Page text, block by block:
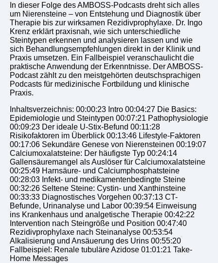
In dieser Folge des AMBOSS-Podcasts dreht sich alles
um Nierensteine – von Entstehung und Diagnostik über
Therapie bis zur wirksamen Rezidivprophylaxe. Dr. Ingo
Krenz erklärt praxisnah, wie sich unterschiedliche
Steintypen erkennen und analysieren lassen und wie
sich Behandlungsempfehlungen direkt in der Klinik und
Praxis umsetzen. Ein Fallbeispiel veranschaulicht die
praktische Anwendung der Erkenntnisse. Der AMBOSS-
Podcast zählt zu den meistgehörten deutschsprachigen
Podcasts für medizinische Fortbildung und klinische
Praxis.
Inhaltsverzeichnis: 00:00:23 Intro 00:04:27 Die Basics:
Epidemiologie und Steintypen 00:07:21 Pathophysiologie
00:09:23 Der ideale U-Stix-Befund 00:11:28
Risikofaktoren im Überblick 00:13:46 Lifestyle-Faktoren
00:17:06 Sekundäre Genese von Nierensteinen 00:19:07
Calciumoxalatsteine: Der häufigste Typ 00:24:14
Gallensäuremangel als Auslöser für Calciumoxalatsteine
00:25:49 Harnsäure- und Calciumphosphatsteine
00:28:03 Infekt- und medikamentenbedingte Steine
00:32:26 Seltene Steine: Cystin- und Xanthinsteine
00:33:33 Diagnostisches Vorgehen 00:37:13 CT-
Befunde, Urinanalyse und Labor 00:39:54 Einweisung
ins Krankenhaus und analgetische Therapie 00:42:22
Intervention nach Steingröße und Position 00:47:40
Rezidivprophylaxe nach Steinanalyse 00:53:54
Alkalisierung und Ansäuerung des Urins 00:55:20
Fallbeispiel: Renale tubuläre Azidose 01:01:21 Take-
Home Messages